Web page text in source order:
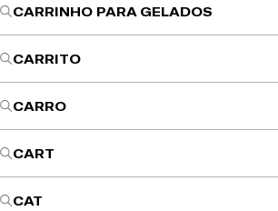
CARRINHO PARA GELADOS
CARRITO
CARRO
CART
CAT